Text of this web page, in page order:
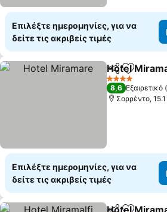
Επιλέξτε ημερομηνίες, για να
δείτε τις ακριβείς τιμές
Κοινοποίηση
Hotel
4 Αστέρια
8,6 Εξαιρετικό
Σορρέντο,
Επιλέξτε ημερομηνίες, για να
δείτε τις ακριβείς τιμές
Hotel